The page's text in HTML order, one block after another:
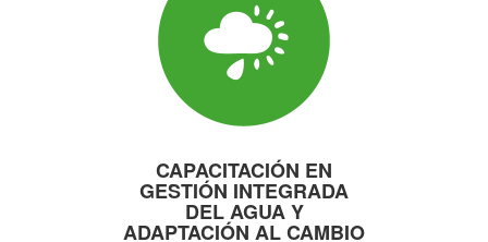
CAPACITACIÓN EN
GESTIÓN INTEGRADA
DEL AGUA Y
ADAPTACIÓN AL CAMBIO